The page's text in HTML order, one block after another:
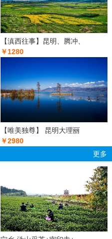
【滇西往事】昆明、腾冲、
￥1280
【唯美独尊】 昆明大理丽
￥2980
更多